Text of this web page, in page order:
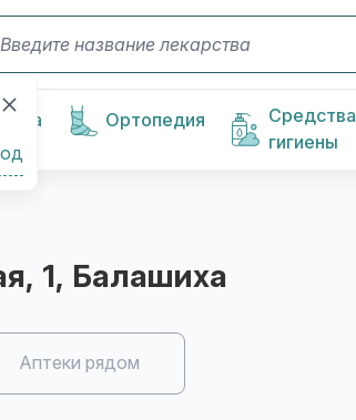
Ортопедия
Средства
гигиены
1, Балашиха
Аптеки рядом